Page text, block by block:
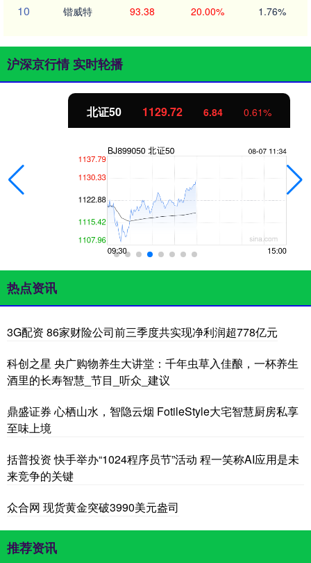
10 锴威特 93.38 20.00% 1.76%
沪深京行情 实时轮播
北证50 1129.72 6.84 0.61%
热点资讯
3G配资 86家财险公司前三季度共实现净利润超778亿元
科创之星 央广购物养生大讲堂：千年虫草入佳酿，一杯养生
酒里的长寿智慧_节目_听众_建议
鼎盛证券 心栖山水，智隐云烟 FotileStyle大宅智慧厨房私享
至味上境
括普投资 快手举办“1024程序员节”活动 程一笑称AI应用是未
来竞争的关键
众合网 现货黄金突破3990美元盎司
推荐资讯